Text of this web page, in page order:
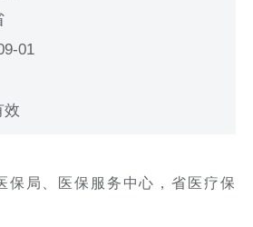
01
效
保局、医保服务中心，省医疗保